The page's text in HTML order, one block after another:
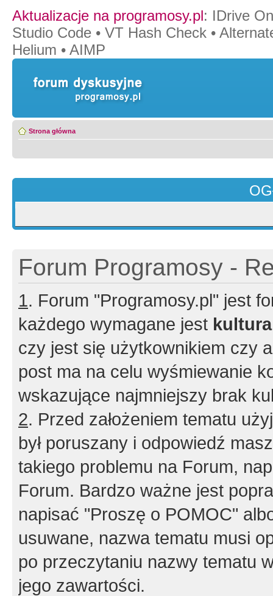
Aktualizacje na programosy.pl: IDrive
Studio Code • VT Hash Check •
Helium • AIMP
Strona główna
Forum Programosy -
1. Forum "Programosy.pl" jest
każdego wymagane jest
czy jest się użytkownikiem czy
post ma na celu wyśmiewanie
wskazujące najmniejszy brak
2. Przed założeniem tematu
był poruszany i odpowiedź
takiego problemu na Forum,
Forum. Bardzo ważne jest
napisać "Proszę o POMOC"
usuwane, nazwa tematu musi
po przeczytaniu nazwy tematu
jego zawartości.